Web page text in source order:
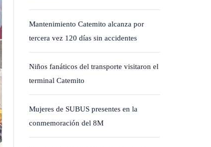
Mantenimiento Catemito alcanza por
tercera vez 120 días sin accidentes
Niños fanáticos del transporte visitaron el
terminal Catemito
Mujeres de SUBUS presentes en la
conmemoración del 8M